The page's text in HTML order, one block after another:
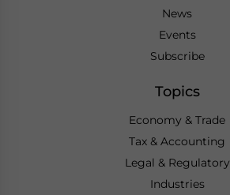
News
Events
Subscribe
Topics
Economy & Trade
Tax & Accounting
Legal & Regulatory
Industries